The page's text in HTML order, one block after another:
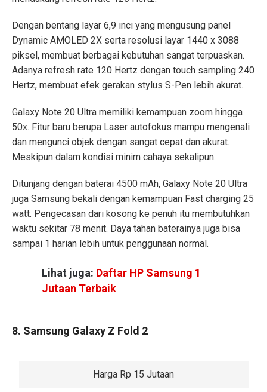
Dengan bentang layar 6,9 inci yang mengusung panel
Dynamic AMOLED 2X serta resolusi layar 1440 x 3088
piksel, membuat berbagai kebutuhan sangat terpuaskan.
Adanya refresh rate 120 Hertz dengan touch sampling 240
Hertz, membuat efek gerakan stylus S-Pen lebih akurat.
Galaxy Note 20 Ultra memiliki kemampuan zoom hingga
50x. Fitur baru berupa Laser autofokus mampu mengenali
dan mengunci objek dengan sangat cepat dan akurat.
Meskipun dalam kondisi minim cahaya sekalipun.
Ditunjang dengan baterai 4500 mAh, Galaxy Note 20 Ultra
juga Samsung bekali dengan kemampuan Fast charging 25
watt. Pengecasan dari kosong ke penuh itu membutuhkan
waktu sekitar 78 menit. Daya tahan baterainya juga bisa
sampai 1 harian lebih untuk penggunaan normal.
Lihat juga: Daftar HP Samsung 1
Jutaan Terbaik
8. Samsung Galaxy Z Fold 2
Harga Rp 15 Jutaan